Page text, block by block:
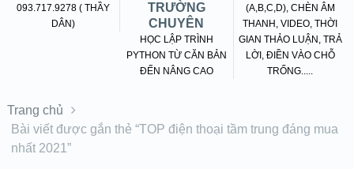
093.717.9278 ( THẦY
DÂN)
TRƯỜNG
CHUYÊN
HỌC LẬP TRÌNH
PYTHON TỪ CĂN BẢN
ĐẾN NÂNG CAO
(A,B,C,D), CHÈN ÂM
THANH, VIDEO, THỜI
GIAN THẢO LUẬN, TRẢ
LỜI, ĐIỀN VÀO CHỖ
TRỐNG.....
Trang chủ
Bài viết được gắn thẻ “TOP điện thoại tầm trung đáng mua
nhất 2021”